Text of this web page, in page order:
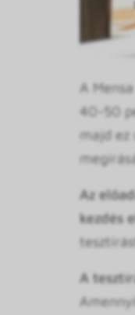
A
40-50
majd ez
Az
kezdés
A